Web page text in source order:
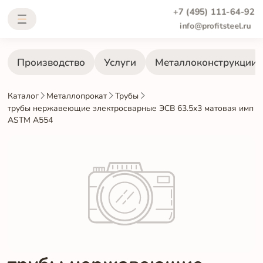
+7 (495) 111-64-92
info@profitsteel.ru
Производство Услуги Металлоконструкции
Каталог Металлопрокат
Трубы
трубы нержавеющие электросварные ЭСВ 63.5x3 матовая имп
ASTM A554